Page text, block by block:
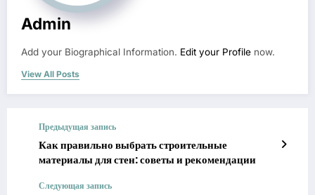
Admin
Add your Biographical Information. Edit your Profile now.
View All Posts
Предыдущая запись
Как правильно выбрать строительные
материалы для стен: советы и рекомендации
Следующая запись